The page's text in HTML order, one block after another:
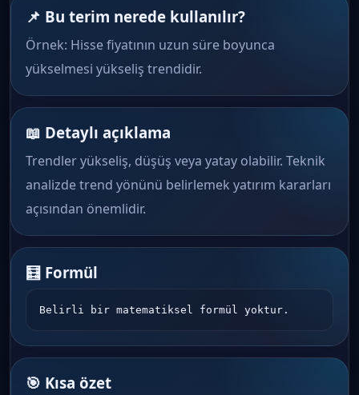
📌 Bu terim nerede kullanılır?
Örnek: Hisse fiyatının uzun süre boyunca
yükselmesi yükseliş trendidir.
📖 Detaylı açıklama
Trendler yükseliş, düşüş veya yatay olabilir. Teknik
analizde trend yönünü belirlemek yatırım kararları
açısından önemlidir.
🧮 Formül
Belirli bir matematiksel formül yoktur.
🎯 Kısa özet